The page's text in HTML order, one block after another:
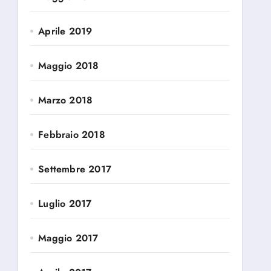
Aprile 2019
Maggio 2018
Marzo 2018
Febbraio 2018
Settembre 2017
Luglio 2017
Maggio 2017